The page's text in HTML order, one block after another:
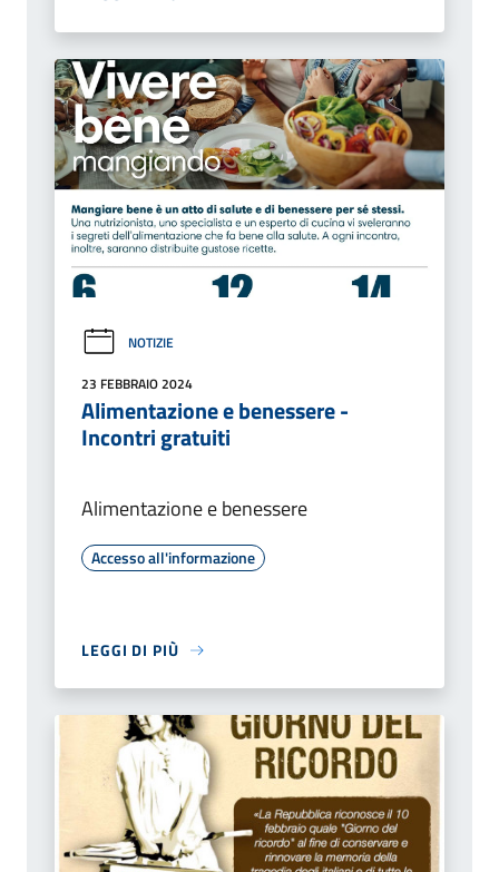
NOTIZIE
23 FEBBRAIO 2024
Alimentazione e benessere -
Incontri gratuiti
Alimentazione e benessere
Accesso all'informazione
LEGGI DI PIÙ